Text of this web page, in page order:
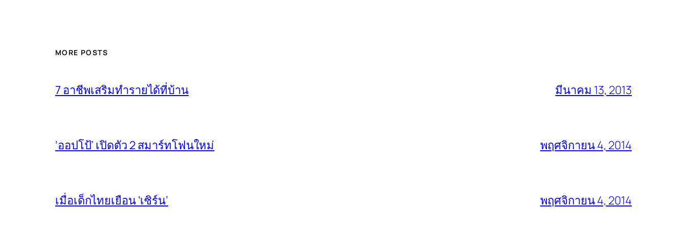
MORE POSTS
7 อาชีพเสริมทำรายได้ที่บ้าน มีนาคม 13, 2013
‘ออปโป้’ เปิดตัว 2 สมาร์ทโฟนใหม่ พฤศจิกายน 4, 2014
เมื่อเด็กไทยเยือน ‘เซิร์น’ พฤศจิกายน 4, 2014